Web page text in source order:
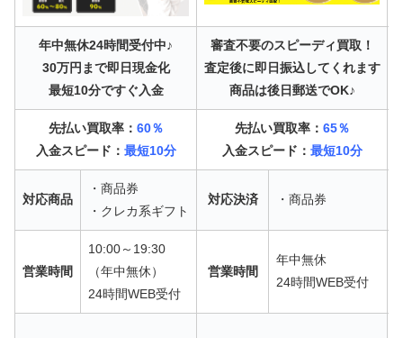
年中無休24時間受付中♪
30万円まで即日現金化
最短10分ですぐ入金
審査不要のスピーディ買取！
査定後に即日振込してくれます
商品は後日郵送でOK♪
先払い買取率： 60％
入金スピード： 最短10分
先払い買取率： 65％
入金スピード： 最短10分
対応商品
・商品券
・クレカ系ギフト
対応決済 ・商品券
営業時間
10:00～19:30
（年中無休）
24時間WEB受付
営業時間
年中無休
24時間WEB受付